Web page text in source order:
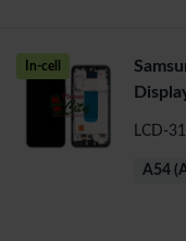
In-cell
LCD-
A54